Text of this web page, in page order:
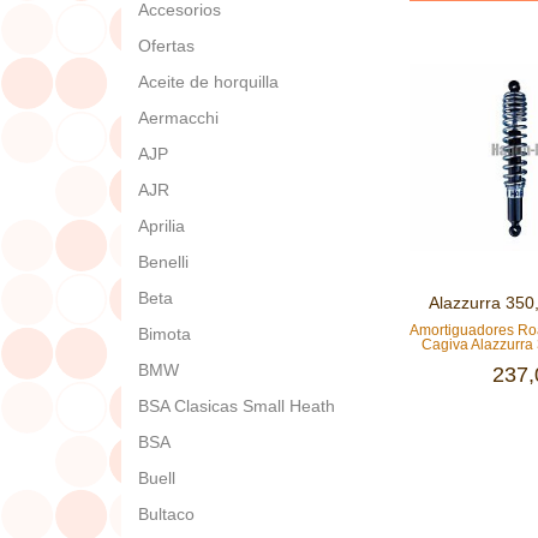
Accesorios
Ofertas
Aceite de horquilla
Aermacchi
AJP
AJR
Aprilia
Benelli
Beta
Bimota
BMW
BSA Clasicas Small Heath
BSA
Buell
Bultaco
Alazzurra
Amortiguadores
Cagiva Alazzurra